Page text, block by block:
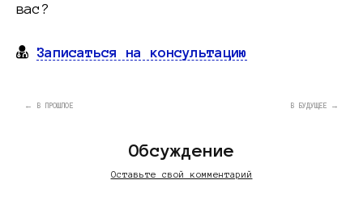
вас?
Записаться на консультацию
← В ПРОШЛОЕ В БУДУЩЕЕ →
Обсуждение
Оставьте свой комментарий